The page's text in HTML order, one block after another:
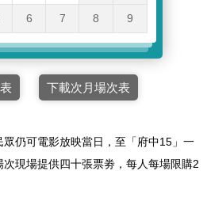
6 7 8 9
下載次月場次表
仍可電影放映當日，至「府中15」一
現場提供四十張票劵，每人每場限購2